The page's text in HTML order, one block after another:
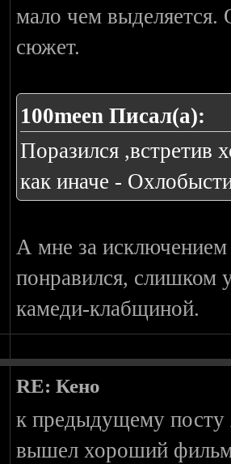
мало чем выделяется.
сюжет.
100meen Писал(а):
Поразился ,встретив
как иначе -
А мне за
понравился, слишком
камеди-клабщиной.
RE: Кено
к предыдущему посту
вышел хороший